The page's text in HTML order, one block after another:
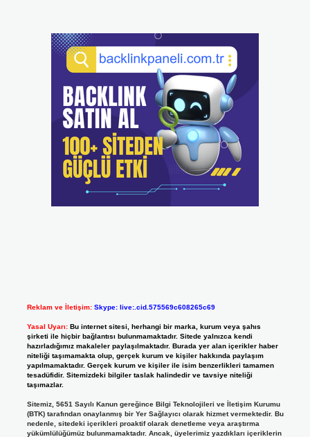
Reklam ve İletişim: Skype: live:.cid.575569c608265c69
Yasal Uyarı: Bu internet sitesi, herhangi bir marka, kurum veya şahıs
şirketi ile hiçbir bağlantısı bulunmamaktadır. Sitede yalnızca kendi
hazırladığımız makaleler paylaşılmaktadır. Burada yer alan içerikler haber
niteliği taşımamakta olup, gerçek kurum ve kişiler hakkında paylaşım
yapılmamaktadır. Gerçek kurum ve kişiler ile isim benzerlikleri tamamen
tesadüfidir. Sitemizdeki bilgiler taslak halindedir ve tavsiye niteliği
taşımazlar.
Sitemiz, 5651 Sayılı Kanun gereğince Bilgi Teknolojileri ve İletişim Kurumu
(BTK) tarafından onaylanmış bir Yer Sağlayıcı olarak hizmet vermektedir. Bu
nedenle, sitedeki içerikleri proaktif olarak denetleme veya araştırma
yükümlülüğümüz bulunmamaktadır. Ancak, üyelerimiz yazdıkları içeriklerin